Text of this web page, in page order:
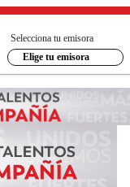
Selecciona tu emisora
Elige tu emisora